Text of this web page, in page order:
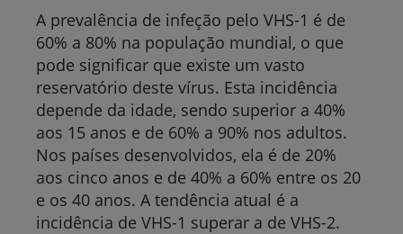
A prevalência de infeção pelo VHS-1 é de
60% a 80% na população mundial, o que
pode significar que existe um vasto
reservatório deste vírus. Esta incidência
depende da idade, sendo superior a 40%
aos 15 anos e de 60% a 90% nos adultos.
Nos países desenvolvidos, ela é de 20%
aos cinco anos e de 40% a 60% entre os 20
e os 40 anos. A tendência atual é a
incidência de VHS-1 superar a de VHS-2.